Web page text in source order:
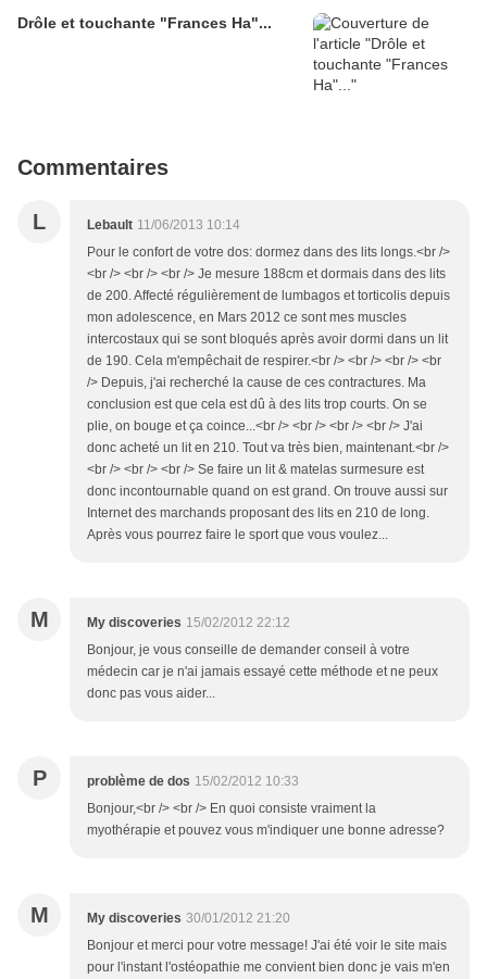
Drôle et touchante "Frances Ha"...
Commentaires
L Lebault 11/06/2013 10:14
Pour le confort de votre dos: dormez dans des lits longs.<br />
<br /> <br /> <br /> Je mesure 188cm et dormais dans des lits
de 200. Affecté régulièrement de lumbagos et torticolis depuis
mon adolescence, en Mars 2012 ce sont mes muscles
intercostaux qui se sont bloqués après avoir dormi dans un lit
de 190. Cela m'empêchait de respirer.<br /> <br /> <br /> <br
/> Depuis, j'ai recherché la cause de ces contractures. Ma
conclusion est que cela est dû à des lits trop courts. On se
plie, on bouge et ça coince...<br /> <br /> <br /> <br /> J'ai
donc acheté un lit en 210. Tout va très bien, maintenant.<br />
<br /> <br /> <br /> Se faire un lit & matelas surmesure est
donc incontournable quand on est grand. On trouve aussi sur
Internet des marchands proposant des lits en 210 de long.
Après vous pourrez faire le sport que vous voulez...
M My discoveries 15/02/2012 22:12
Bonjour, je vous conseille de demander conseil à votre
médecin car je n'ai jamais essayé cette méthode et ne peux
donc pas vous aider...
P problème de dos 15/02/2012 10:33
Bonjour,<br /> <br /> En quoi consiste vraiment la
myothérapie et pouvez vous m'indiquer une bonne adresse?
M My discoveries 30/01/2012 21:20
Bonjour et merci pour votre message! J'ai été voir le site mais
pour l'instant l'ostéopathie me convient bien donc je vais m'en